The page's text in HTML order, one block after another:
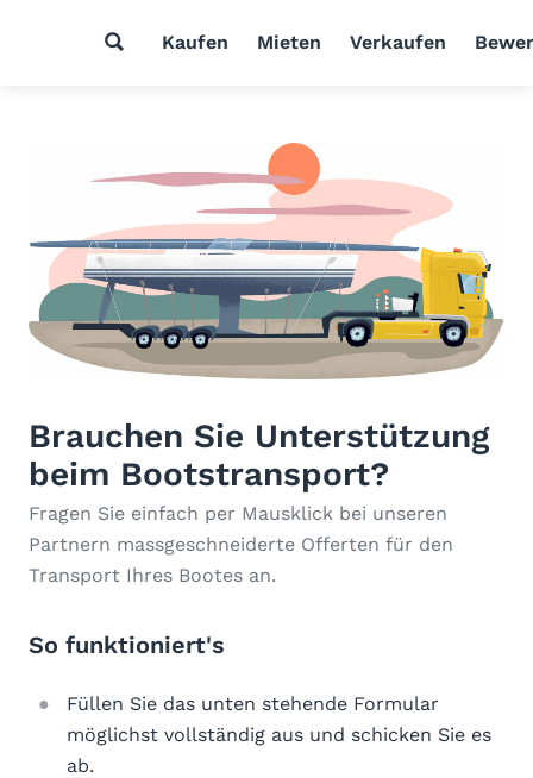
Kaufen Mieten Verkaufen
Brauchen Sie Unterstützung
beim Bootstransport?
Fragen Sie einfach per Mausklick bei unseren
Partnern massgeschneiderte Offerten für den
Transport Ihres Bootes an.
So funktioniert's
Füllen Sie das unten stehende Formular
möglichst vollständig aus und schicken Sie es
ab.